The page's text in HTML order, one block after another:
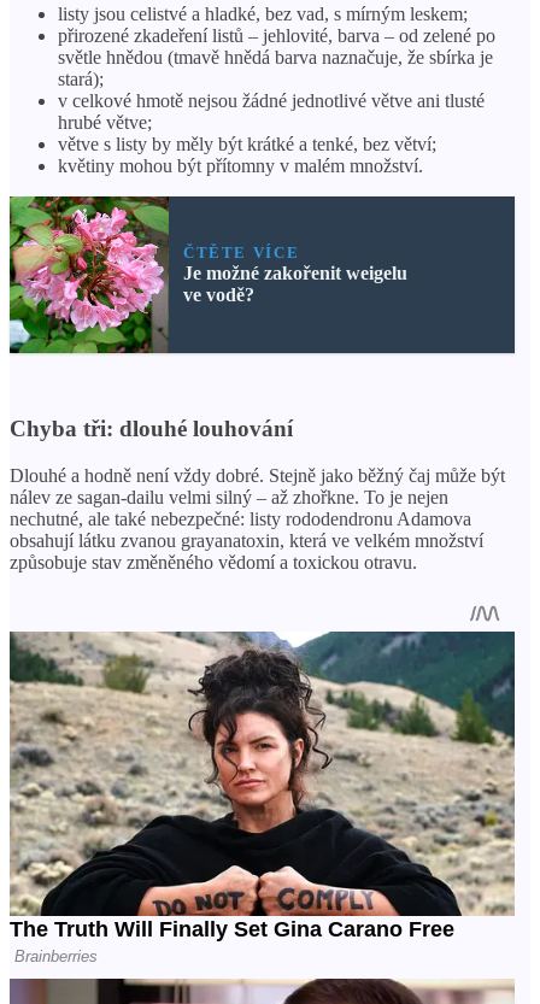
listy jsou celistvé a hladké, bez vad, s mírným leskem;
přirozené zkadeření listů – jehlovité, barva – od zelené po
světle hnědou (tmavě hnědá barva naznačuje, že sbírka je
stará);
v celkové hmotě nejsou žádné jednotlivé větve ani tlusté
hrubé větve;
větve s listy by měly být krátké a tenké, bez větví;
květiny mohou být přítomny v malém množství.
ČTĚTE VÍCE
Je možné zakořenit weigelu
ve vodě?
Chyba tři: dlouhé louhování
Dlouhé a hodně není vždy dobré. Stejně jako běžný čaj může být
nálev ze sagan-dailu velmi silný – až zhořkne. To je nejen
nechutné, ale také nebezpečné: listy rododendronu Adamova
obsahují látku zvanou grayanatoxin, která ve velkém množství
způsobuje stav změněného vědomí a toxickou otravu.